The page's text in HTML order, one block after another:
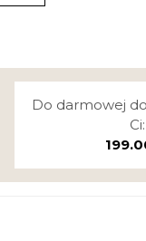
Do darmowej
Ci: